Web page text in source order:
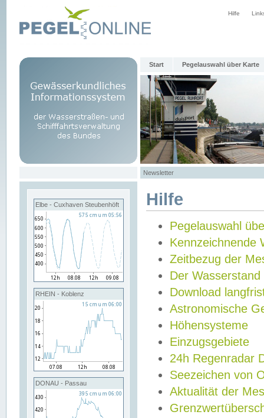
Hilfe
Start Pegelauswahl über Karte
Newsletter
Elbe - Cuxhaven Steubenhöft
RHEIN - Koblenz
DONAU - Passau
Hilfe
Pegelauswahl
Kennzeichnende
Zeitbezug der
Der Wasserstand
Download
Astronomische
Höhensysteme
Einzugsgebiete
24h Regenradar
Seezeichen von
Aktualität der